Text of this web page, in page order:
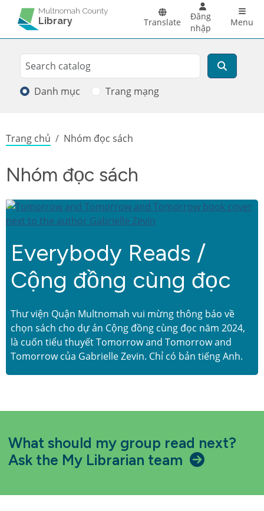
Skip to main content
Multnomah County
Library Translate
Đăng
nhập
Menu
Search
Tìm kiếm
Danh mục Trang mạng
Breadcrumb
Trang chủ Nhóm đọc sách
Nhóm đọc sách
Everybody Reads /
Cộng đồng cùng đọc
Thư viện Quận Multnomah vui mừng thông báo về
chọn sách cho dự án Cộng đồng cùng đọc năm 2024,
là cuốn tiểu thuyết Tomorrow and Tomorrow and
Tomorrow của Gabrielle Zevin. Chỉ có bản tiếng Anh.
What should my group read next?
Ask the My Librarian team